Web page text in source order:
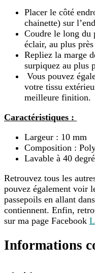
Placer le côté
chainette) sur
Coudre le long du
éclair, au plus
Repliez la marge
surpiquez au plus
Vous pouvez
votre tissu
meilleure finition.
Caractéristiques :
Largeur : 10 mm
Composition :
Lavable à 40
Retrouvez tous les
pouvez également voir
passepoils en allant
contiennent. Enfin,
sur ma page Facebook
Informations